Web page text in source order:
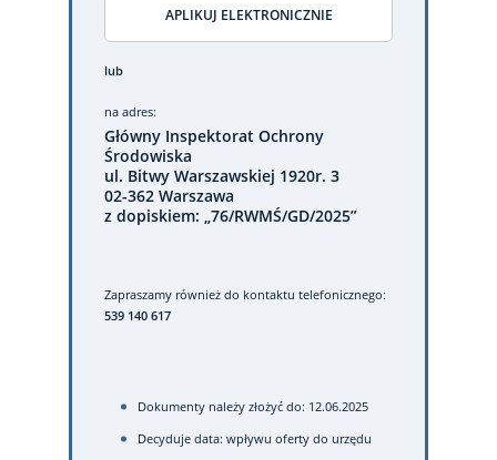
APLIKUJ ELEKTRONICZNIE
lub
na adres:
Główny Inspektorat Ochrony
Środowiska
ul. Bitwy Warszawskiej 1920r. 3
02-362 Warszawa
z dopiskiem: „76/RWMŚ/GD/2025”
Zapraszamy również do kontaktu telefonicznego:
539 140 617
Dokumenty należy złożyć do: 12.06.2025
Decyduje data: wpływu oferty do urzędu